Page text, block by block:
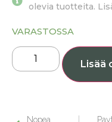
olevia tuotteita.
VARASTOSSA
Lisää
Nopea